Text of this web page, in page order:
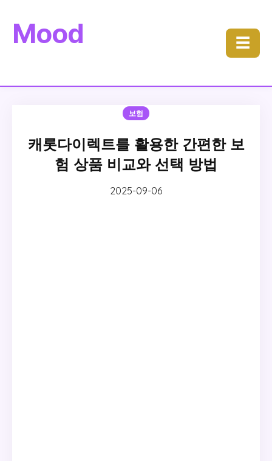
Mood ☰
보험
캐롯다이렉트를 활용한 간편한 보
험 상품 비교와 선택 방법
2025-09-06